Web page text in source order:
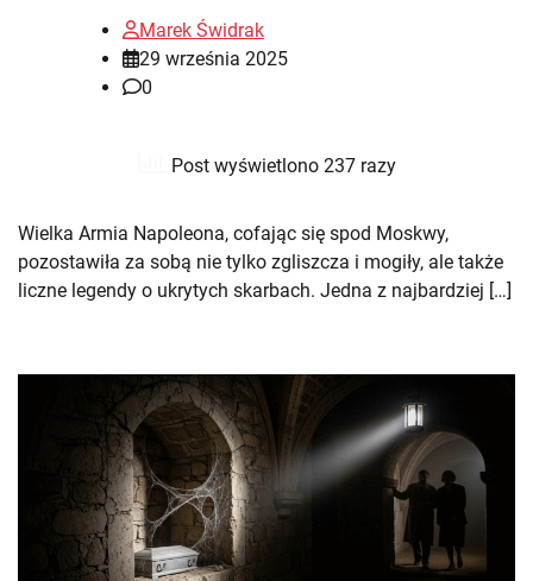
Marek Świdrak
29 września 2025
0
Post wyświetlono 237 razy
Wielka Armia Napoleona, cofając się spod Moskwy,
pozostawiła za sobą nie tylko zgliszcza i mogiły, ale także
liczne legendy o ukrytych skarbach. Jedna z najbardziej […]